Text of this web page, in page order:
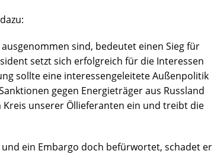
sind, bedeutet einen Sieg für
setzt sich erfolgreich für die Interessen
sollte eine interessengeleitete Außenpolitik
gegen Energieträger aus Russland
unserer Öllieferanten ein und treibt die
ein Embargo doch befürwortet, schadet er